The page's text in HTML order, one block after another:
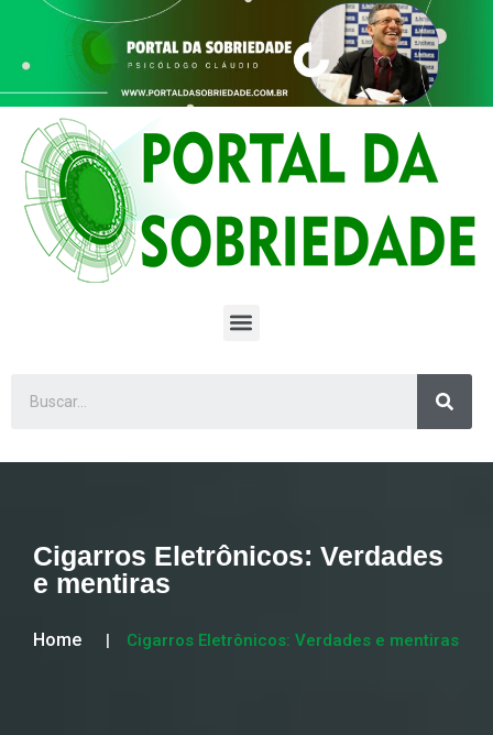
Cigarros Eletrônicos: Verdades
e mentiras
Home Cigarros Eletrônicos: Verdades e mentiras